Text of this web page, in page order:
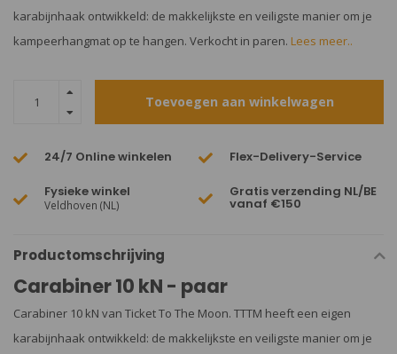
karabijnhaak ontwikkeld: de makkelijkste en veiligste manier om je
kampeerhangmat op te hangen. Verkocht in paren. Lees meer..
Toevoegen aan winkelwagen
24/7 Online winkelen Flex-Delivery-Service
Fysieke winkel
Veldhoven (NL)
Gratis verzending NL/BE
vanaf €150
Productomschrijving
Carabiner 10 kN - paar
Carabiner 10 kN van Ticket To The Moon. TTTM heeft een eigen
karabijnhaak ontwikkeld: de makkelijkste en veiligste manier om je